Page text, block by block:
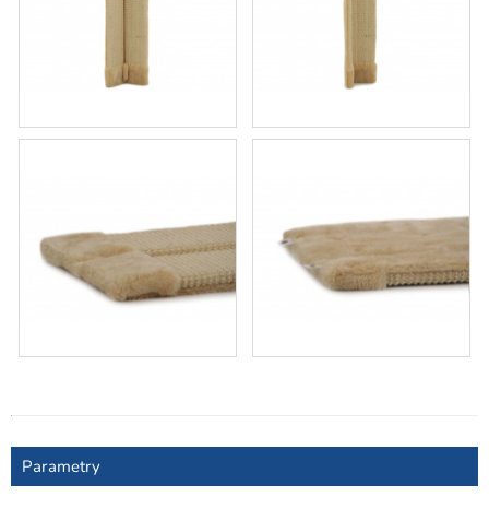
Parametry